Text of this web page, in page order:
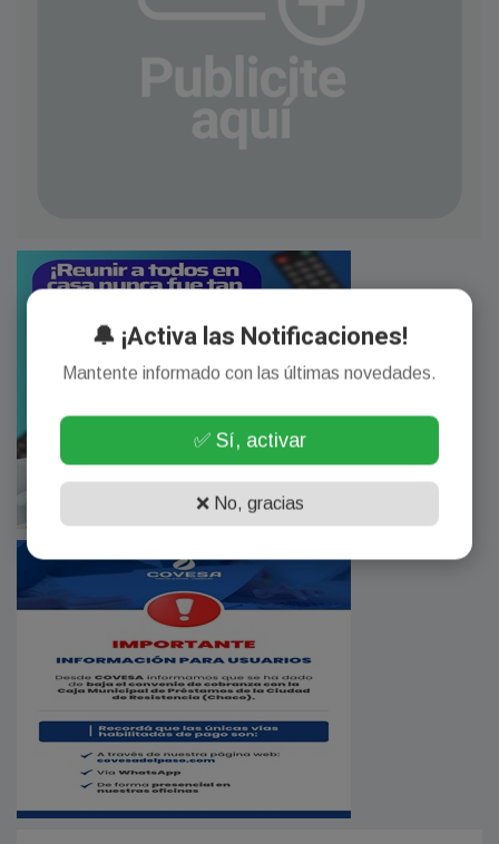
🔔 ¡Activa las Notificaciones!
Mantente informado con las últimas novedades.
✅ Sí, activar
❌ No, gracias